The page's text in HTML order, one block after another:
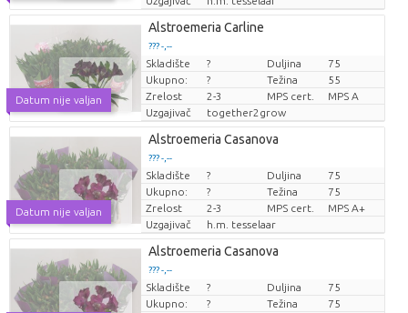
Datum nije valjan
Alstroemeria Carline
??? -,--
Cijena po komadu
Skladište ? Duljina
75
Ukupno:
? Težina
55
Zrelost
2-3 MPS cert.
MPS A
Uzgajivač
together2grow
Datum nije valjan
Alstroemeria Casanova
??? -,--
Cijena po komadu
Skladište ? Duljina
75
Ukupno:
? Težina
75
Zrelost
2-3 MPS cert.
MPS A+
Uzgajivač
h.m. tesselaar
Alstroemeria Casanova
??? -,--
Cijena po komadu
Skladište ? Duljina
75
Ukupno:
? Težina
75